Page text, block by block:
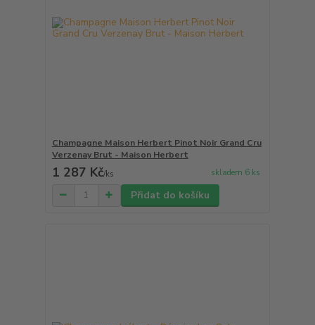
Champagne Maison Herbert Pinot Noir Grand Cru
Verzenay Brut - Maison Herbert
1 287 Kč/ks skladem 6 ks
Přidat do košíku